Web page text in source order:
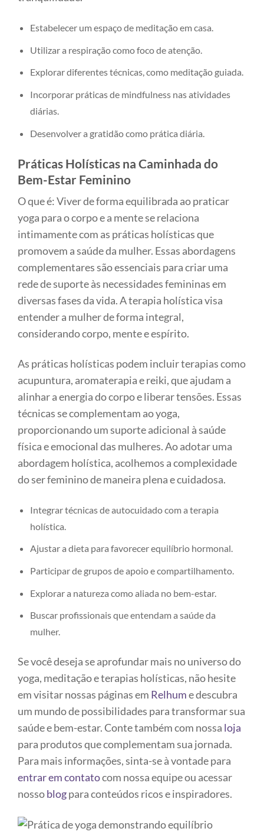
Estabelecer um espaço de meditação em casa.
Utilizar a respiração como foco de atenção.
Explorar diferentes técnicas, como meditação guiada.
Incorporar práticas de mindfulness nas atividades
diárias.
Desenvolver a gratidão como prática diária.
Práticas Holísticas na Caminhada do
Bem-Estar Feminino
O que é: Viver de forma equilibrada ao praticar
yoga para o corpo e a mente se relaciona
intimamente com as práticas holísticas que
promovem a saúde da mulher. Essas abordagens
complementares são essenciais para criar uma
rede de suporte às necessidades femininas em
diversas fases da vida. A terapia holística visa
entender a mulher de forma integral,
considerando corpo, mente e espírito.
As práticas holísticas podem incluir terapias como
acupuntura, aromaterapia e reiki, que ajudam a
alinhar a energia do corpo e liberar tensões. Essas
técnicas se complementam ao yoga,
proporcionando um suporte adicional à saúde
física e emocional das mulheres. Ao adotar uma
abordagem holística, acolhemos a complexidade
do ser feminino de maneira plena e cuidadosa.
Integrar técnicas de autocuidado com a terapia
holística.
Ajustar a dieta para favorecer equilíbrio hormonal.
Participar de grupos de apoio e compartilhamento.
Explorar a natureza como aliada no bem-estar.
Buscar profissionais que entendam a saúde da
mulher.
Se você deseja se aprofundar mais no universo do
yoga, meditação e terapias holísticas, não hesite
em visitar nossas páginas em Relhume descubra
um mundo de possibilidades para transformar sua
saúde e bem-estar. Conte também com nossa loja
para produtos que complementam sua jornada.
Para mais informações, sinta-se à vontade para
entrar em contatocom nossa equipe ou acessar
nossoblogpara conteúdos ricos e inspiradores.